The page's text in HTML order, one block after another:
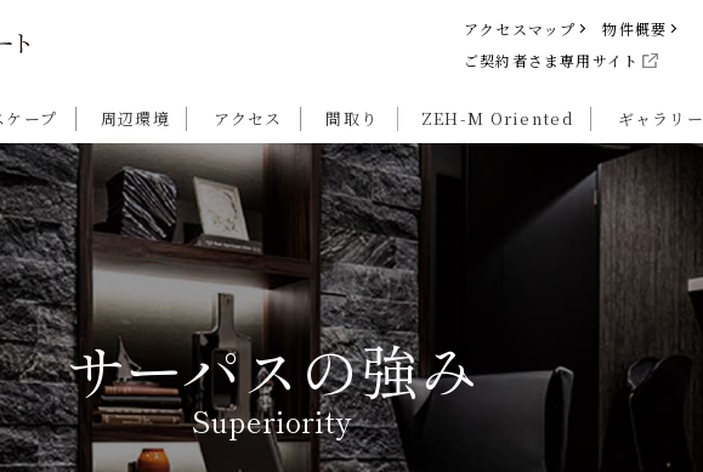
アクセスマップ
物件概要
ご契約者さま専用サイト
ケープ 周辺環境 アクセス 間取り ZEH-M Oriented ギャラリー
サーパスの強み
Superiority